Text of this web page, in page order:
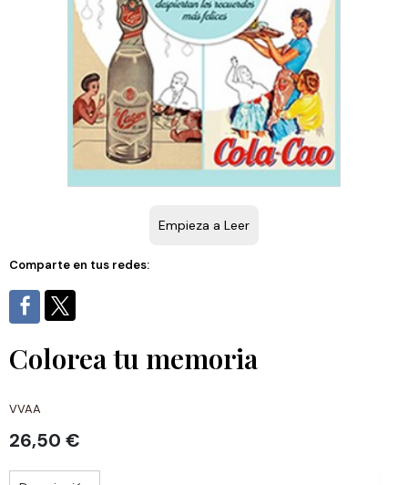
Empieza a Leer
Comparte en tus redes:
Colorea tu memoria
VVAA
26,50 €